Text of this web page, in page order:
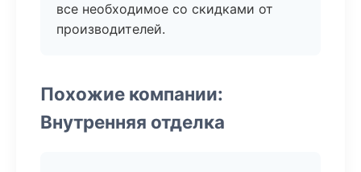
все необходимое со скидками от
производителей.
Похожие компании:
Внутренняя отделка